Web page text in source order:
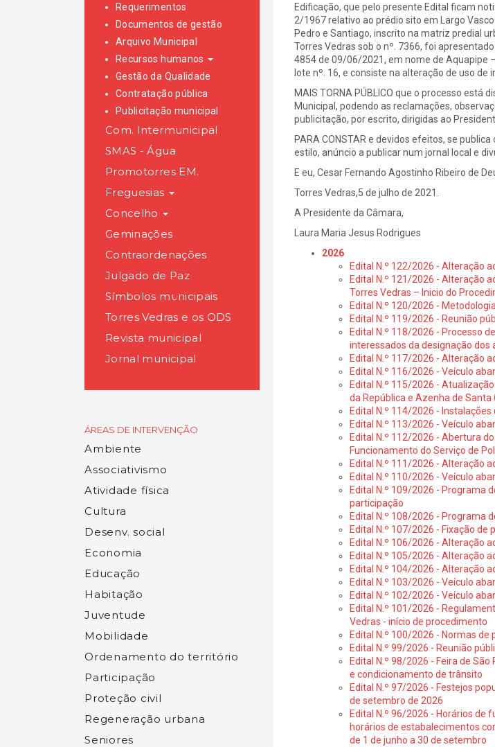
Requerimentos
Documentos de gestão
Arquivo Municipal
Recursos humanos
Gestão da Qualidade
Contratação pública
Publicitação municipal
Com. Intermunicipal
SMAS - Água
Promotorres EM.
Freguesias
Concelho
Geminações
Contraordenações
Julgado de Paz
Símbolos municipais
Torres Vedras e os ODS
Revista municipal
Jornal municipal
ÁREAS DE INTERVENÇÃO
Ambiente
Associativismo
Atividade física
Cultura
Desenv. social
Economia
Educação
Habitação
Juventude
Mobilidade
Ordenamento do território
Participação
Proteção civil
Regeneração urbana
Seniores
Edificação, que pelo presente Edital ficam
2/1967 relativo ao prédio sito em Largo
Pedro e Santiago, inscrito na matriz predial
Torres Vedras sob o nº. 7366, foi
4854 de 09/06/2021, em nome de Aquapipe
lote nº. 16, e consiste na alteração de uso
MAIS TORNA PÚBLICO que o processo está
Municipal, podendo as reclamações,
publicitação, por escrito, dirigidas ao
PARA CONSTAR e devidos efeitos, se
estilo, anúncio a publicar num jornal local e
E eu, Cesar Fernando Agostinho Ribeiro de
Torres Vedras,5 de julho de 2021.
A Presidente da Câmara,
Laura Maria Jesus Rodrigues
2026
Edital N.º 122/2026 - Alteração
Edital N.º 121/2026 - Alteração
Torres Vedras – Inicio do
Edital N.º 120/2026 -
Edital N.º 119/2026 - Reunião
Edital N.º 118/2026 - Processo
interessados da designação
Edital N.º 117/2026 - Alteração
Edital N.º 116/2026 - Veículo
Edital N.º 115/2026 -
da República e Azenha de Santa
Edital N.º 114/2026 -
Edital N.º 113/2026 - Veículo
Edital N.º 112/2026 - Abertura
Funcionamento do Serviço de
Edital N.º 111/2026 - Alteração
Edital N.º 110/2026 - Veículo
Edital N.º 109/2026 - Programa
participação
Edital N.º 108/2026 - Programa
Edital N.º 107/2026 - Fixação de
Edital N.º 106/2026 - Alteração
Edital N.º 105/2026 - Alteração
Edital N.º 104/2026 - Alteração
Edital N.º 103/2026 - Veículo
Edital N.º 102/2026 - Veículo
Edital N.º 101/2026 -
Vedras - início de procedimento
Edital N.º 100/2026 - Normas de
Edital N.º 99/2026 - Reunião
Edital N.º 98/2026 - Feira de
e condicionamento de trânsito
Edital N.º 97/2026 - Festejos
de setembro de 2026
Edital N.º 96/2026 - Horários de
horários de estabalecimentos
de 1 de junho a 30 de setembro